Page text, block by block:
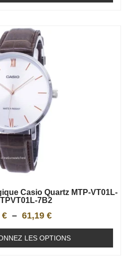
Casio Quartz MTP-VT01L-
7B2
€ – 61,19 €
LES OPTIONS